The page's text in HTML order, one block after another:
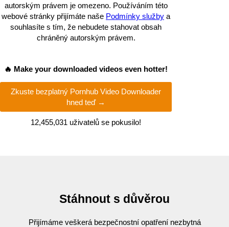
autorským právem je omezeno. Používáním této
webové stránky přijímáte naše Podmínky služby a
souhlasíte s tím, že nebudete stahovat obsah
chráněný autorským právem.
🔥 Make your downloaded videos even hotter!
Zkuste bezplatný Pornhub Video Downloader
hned teď →
12,455,068 uživatelů se pokusilo!
Stáhnout s důvěrou
Přijímáme veškerá bezpečnostní opatření nezbytná